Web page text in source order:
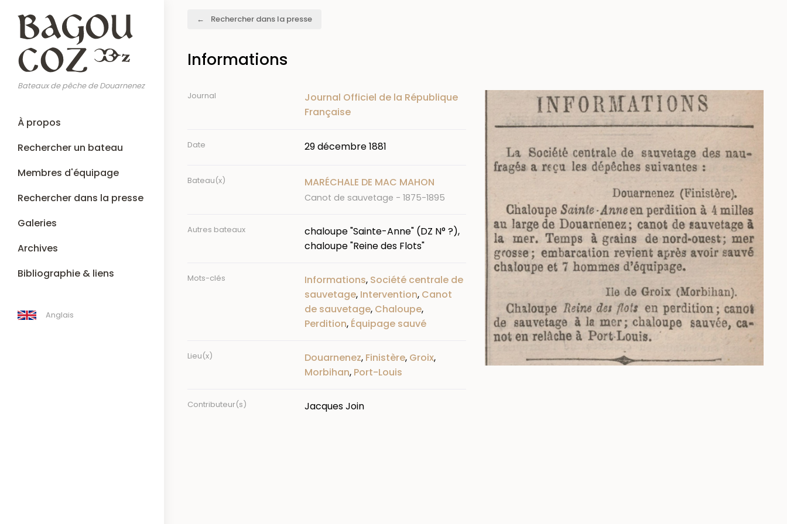
contenu
principal
Bateaux de pêche de Douarnenez
Main
navigation
À propos
Rechercher un bateau
Membres d'équipage
Rechercher dans la presse
Galeries
Archives
Bibliographie & liens
Anglais
Rechercher dans la presse
Informations
Journal
Journal Officiel de la République
Française
Date 29 décembre 1881
Bateau(x) MARÉCHALE DE MAC MAHON
Canot de sauvetage - 1875-1895
Autres bateaux
chaloupe "Sainte-Anne" (DZ N° ?),
chaloupe "Reine des Flots"
Mots-clés Informations, Société centrale de
sauvetage, Intervention, Canot
de sauvetage, Chaloupe,
Perdition, Équipage sauvé
Lieu(x) Douarnenez, Finistère, Groix,
Morbihan, Port-Louis
Contributeur(s) Jacques Join